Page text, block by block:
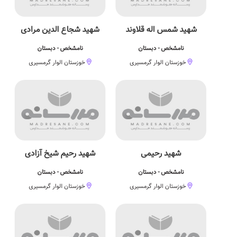
شهید شمس اله قلاوند
نامشخص - دبستان
خوزستان الوار گرمسیری
شهید شجاع الدین مرادی
نامشخص - دبستان
خوزستان الوار گرمسیری
شهید رحیمی
نامشخص - دبستان
خوزستان الوار گرمسیری
شهید رحیم شیخ آزادی
نامشخص - دبستان
خوزستان الوار گرمسیری